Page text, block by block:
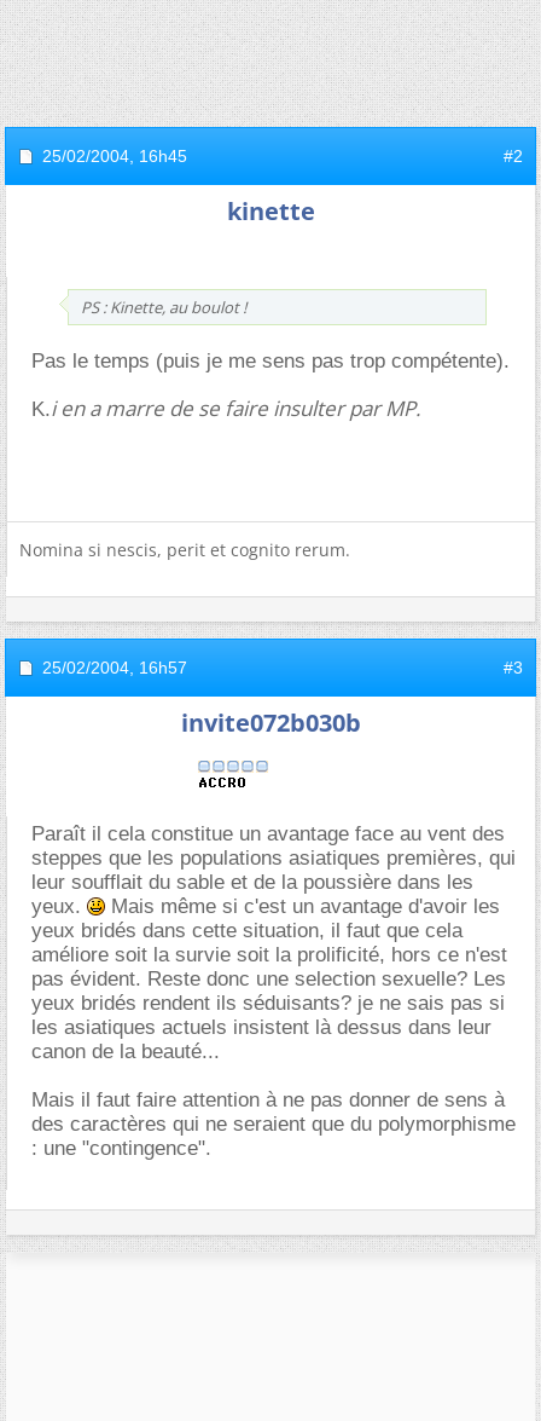
25/02/2004, 16h45 #2
kinette
PS : Kinette, au boulot !
Pas le temps (puis je me sens pas trop compétente).
K.i en a marre de se faire insulter par MP.
Nomina si nescis, perit et cognito rerum.
25/02/2004, 16h57 #3
invite072b030b
Paraît il cela constitue un avantage face au vent des
steppes que les populations asiatiques premières, qui
leur soufflait du sable et de la poussière dans les
yeux.
Mais même si c'est un avantage d'avoir les
yeux bridés dans cette situation, il faut que cela
améliore soit la survie soit la prolificité, hors ce n'est
pas évident. Reste donc une selection sexuelle? Les
yeux bridés rendent ils séduisants? je ne sais pas si
les asiatiques actuels insistent là dessus dans leur
canon de la beauté...
Mais il faut faire attention à ne pas donner de sens à
des caractères qui ne seraient que du polymorphisme
: une "contingence".